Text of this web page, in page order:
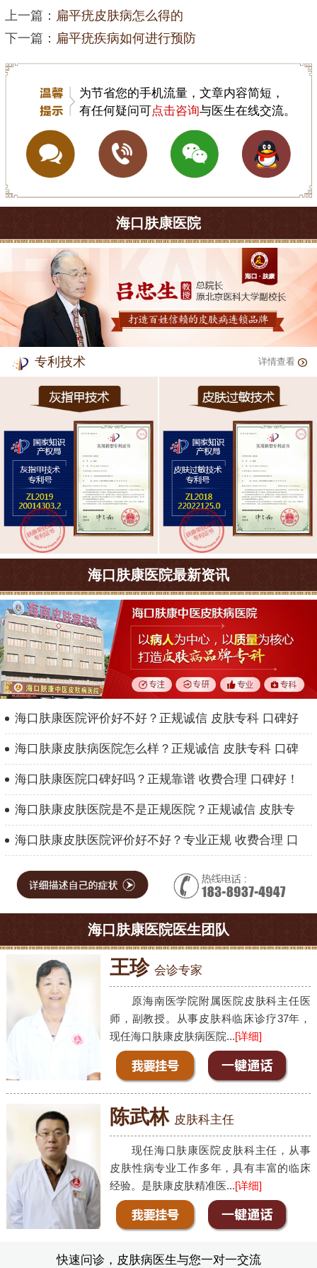
上一篇： 扁平疣皮肤病怎么得的
下一篇： 扁平疣疾病如何进行预防
为节省您的手机流量，文章内容简短，
有任何疑问可点击咨询与医生在线交流。
海口肤康医院
专利技术 详情查看
海口肤康医院最新资讯
海口肤康医院评价好不好？正规诚信 皮肤专科 口碑好
海口肤康皮肤病医院怎么样？正规诚信 皮肤专科 口碑
海口肤康医院口碑好吗？正规靠谱 收费合理 口碑好！
海口肤康皮肤医院是不是正规医院？正规诚信 皮肤专
海口肤康皮肤医院评价好不好？专业正规 收费合理 口
海口肤康医院医生团队
王珍 会诊专家
原海南医学院附属医院皮肤科主任医
师，副教授。从事皮肤科临床诊疗37年，
现任海口肤康皮肤病医院...[详细]
陈武林 皮肤科主任
现任海口肤康医院皮肤科主任，从事
皮肤性病专业工作多年，具有丰富的临床
经验。是肤康皮肤精准医...[详细]
快速问诊，皮肤病医生与您一对一交流